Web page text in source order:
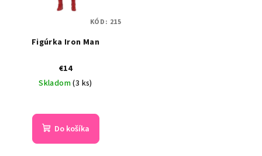
Figúrka Iron Man
€14
Skladom(3 ks)
Do košíka
KÓD: 215